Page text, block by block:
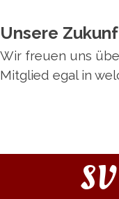
Unsere
Wir freuen uns
Mitglied egal in